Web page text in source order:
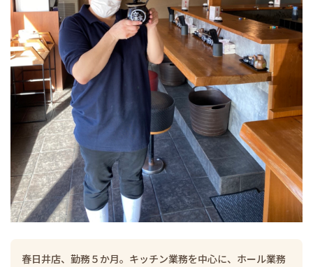
春日井店、勤務５か月。キッチン業務を中心に、ホール業務